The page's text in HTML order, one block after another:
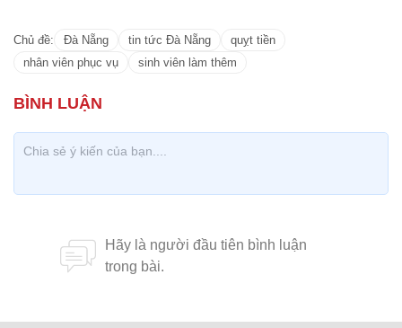
Chủ đề: Đà Nẵng tin tức Đà Nẵng
quỵt tiền
nhân viên phục vụ
sinh viên làm thêm